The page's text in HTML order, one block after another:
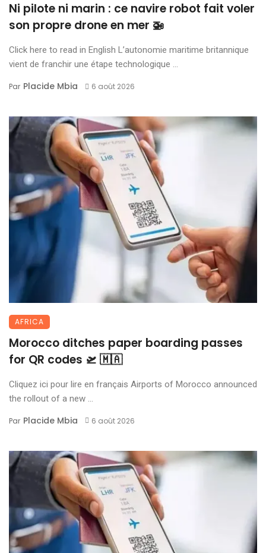
Ni pilote ni marin : ce navire robot fait voler
son propre drone en mer 🚁
Click here to read in English L’autonomie maritime britannique
vient de franchir une étape technologique ...
Par Placide Mbia 6 août 2026
AFRICA
Morocco ditches paper boarding passes
for QR codes 🛫 🇲🇦
Cliquez ici pour lire en français Airports of Morocco announced
the rollout of a new ...
Par Placide Mbia 6 août 2026